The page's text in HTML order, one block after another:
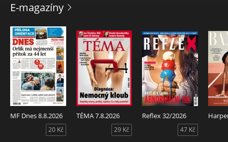
E-magazíny
MF Dnes 8.8.2026
20 Kč
TÉMA 7.8.2026
29 Kč
Reflex 32/2026
47 Kč